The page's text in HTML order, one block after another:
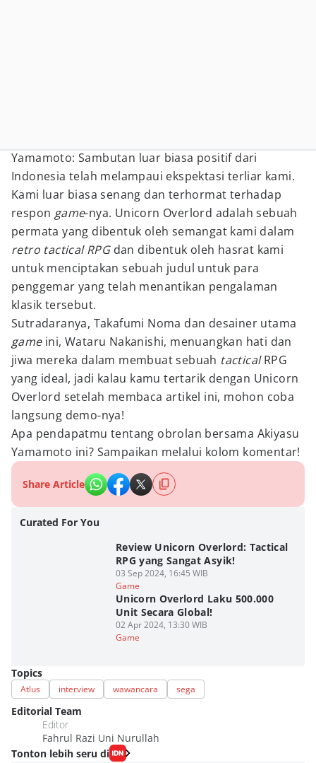
Yamamoto: Sambutan luar biasa positif dari
Indonesia telah melampaui ekspektasi terliar kami.
Kami luar biasa senang dan terhormat terhadap
respon game-nya. Unicorn Overlord adalah sebuah
permata yang dibentuk oleh semangat kami dalam
retro tactical RPGdan dibentuk oleh hasrat kami
untuk menciptakan sebuah judul untuk para
penggemar yang telah menantikan pengalaman
klasik tersebut.
Sutradaranya, Takafumi Noma dan desainer utama
game ini, Wataru Nakanishi, menuangkan hati dan
jiwa mereka dalam membuat sebuah tacticalRPG
yang ideal, jadi kalau kamu tertarik dengan Unicorn
Overlord setelah membaca artikel ini, mohon coba
langsung demo-nya!
Apa pendapatmu tentang obrolan bersama Akiyasu
Yamamoto ini? Sampaikan melalui kolom komentar!
Share Article
Curated For You
Review Unicorn Overlord: Tactical
RPG yang Sangat Asyik!
03 Sep 2024, 16:45 WIB
Game
Unicorn Overlord Laku 500.000
Unit Secara Global!
02 Apr 2024, 13:30 WIB
Game
Topics
Atlus interview wawancara sega
Editorial Team
Editor
Fahrul Razi Uni Nurullah
Tonton lebih seru di